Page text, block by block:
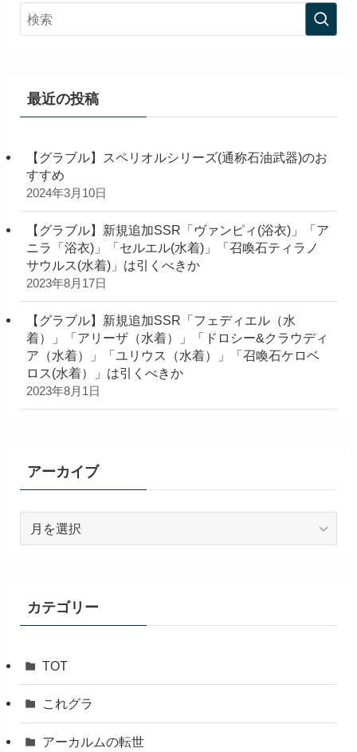
最近の投稿
【グラブル】スペリオルシリーズ(通称石油武器)のお
すすめ
2024年3月10日
【グラブル】新規追加SSR「ヴァンピィ(浴衣)」「ア
ニラ「浴衣)」「セルエル(水着)」「召喚石ティラノ
サウルス(水着)」は引くべきか
2023年8月17日
【グラブル】新規追加SSR「フェディエル（水
着）」「アリーザ（水着）」「ドロシー&クラウディ
ア（水着）」「ユリウス（水着）」「召喚石ケロベ
ロス(水着）」は引くべきか
2023年8月1日
アーカイブ
カテゴリー
TOT
これグラ
アーカルムの転世